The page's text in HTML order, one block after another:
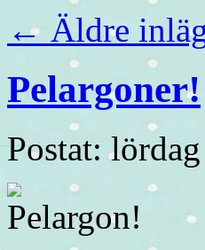
← Äldre
Pelargoner!
Postat: